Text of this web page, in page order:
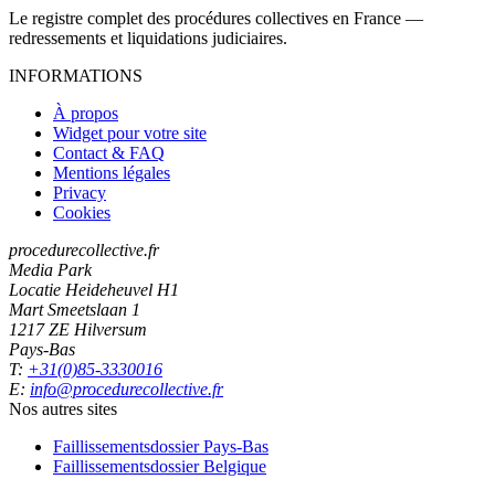
Le registre complet des procédures collectives en France —
redressements et liquidations judiciaires.
INFORMATIONS
À propos
Widget pour votre site
Contact & FAQ
Mentions légales
Privacy
Cookies
procedurecollective.fr
Media Park
Locatie Heideheuvel H1
Mart Smeetslaan 1
1217 ZE Hilversum
Pays-Bas
T: +31(0)85-3330016
E: info@procedurecollective.fr
Nos autres sites
Faillissementsdossier Pays-Bas
Faillissementsdossier Belgique